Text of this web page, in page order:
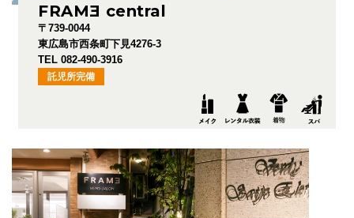
FRAME central
〒739-0044
東広島市西条町下見4276-3
TEL 082-490-3916
託児所完備